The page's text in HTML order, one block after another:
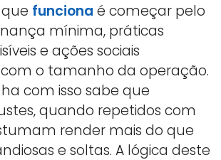
funciona é começar pelo
mínima, práticas
e ações sociais
o tamanho da operação.
com isso sabe que
quando repetidos com
render mais do que
e soltas. A lógica deste